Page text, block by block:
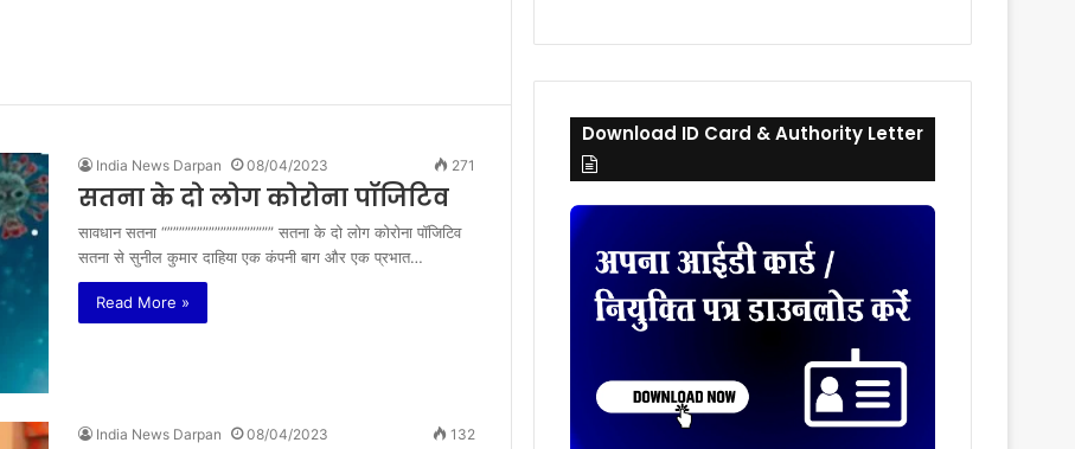
India News Darpan 08/04/2023 271
सतना के दो लोग कोरोना पॉजिटिव
सावधान सतना “”””””””””””””””””” सतना के दो लोग कोरोना पॉजिटिव
सतना से सुनील कुमार दाहिया एक कंपनी बाग और एक प्रभात…
Read More »
India News Darpan 08/04/2023 132
Download ID Card & Authority Letter